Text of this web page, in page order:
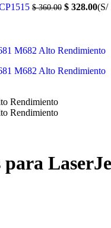
$360.00 $ 328.00(S/